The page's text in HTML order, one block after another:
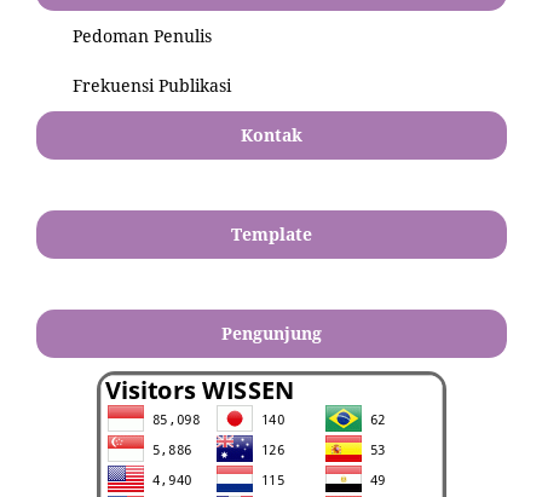
Pedoman Penulis
Frekuensi Publikasi
Kontak
Template
Pengunjung